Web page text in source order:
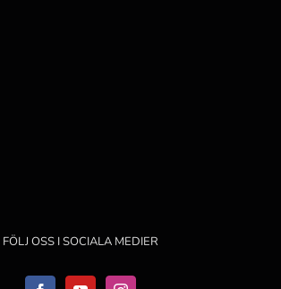
FÖLJ OSS I SOCIALA MEDIER